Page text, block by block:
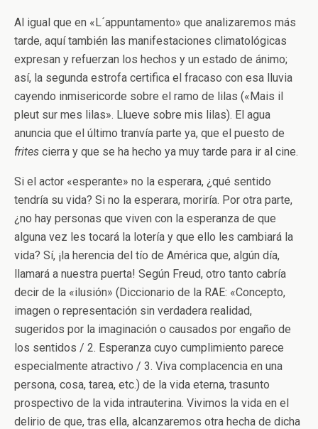
Al igual que en «L´appuntamento» que analizaremos más
tarde, aquí también las manifestaciones climatológicas
expresan y refuerzan los hechos y un estado de ánimo;
así, la segunda estrofa certifica el fracaso con esa lluvia
cayendo inmisericorde sobre el ramo de lilas («Mais il
pleut sur mes lilas». Llueve sobre mis lilas). El agua
anuncia que el último tranvía parte ya, que el puesto de
frites cierra y que se ha hecho ya muy tarde para ir al cine.
Si el actor «esperante» no la esperara, ¿qué sentido
tendría su vida? Si no la esperara, moriría. Por otra parte,
¿no hay personas que viven con la esperanza de que
alguna vez les tocará la lotería y que ello les cambiará la
vida? Sí, ¡la herencia del tío de América que, algún día,
llamará a nuestra puerta! Según Freud, otro tanto cabría
decir de la «ilusión» (Diccionario de la RAE: «Concepto,
imagen o representación sin verdadera realidad,
sugeridos por la imaginación o causados por engaño de
los sentidos / 2. Esperanza cuyo cumplimiento parece
especialmente atractivo / 3. Viva complacencia en una
persona, cosa, tarea, etc.) de la vida eterna, trasunto
prospectivo de la vida intrauterina. Vivimos la vida en el
delirio de que, tras ella, alcanzaremos otra hecha de dicha